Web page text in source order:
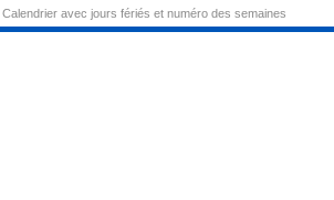
Calendrier avec jours fériés et numéro des semaines